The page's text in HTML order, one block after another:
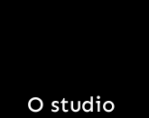
O studio